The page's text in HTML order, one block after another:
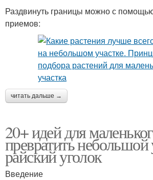
Раздвинуть границы можно с
приемов:
читать дальше →
20+ идей для
превратить небольшой
райский уголок
Введение